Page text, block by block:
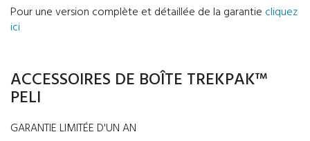
Pour une version complète et détaillée de la garantie cliquez
ici
ACCESSOIRES DE BOÎTE TREKPAK™
PELI
GARANTIE LIMITÉE D'UN AN